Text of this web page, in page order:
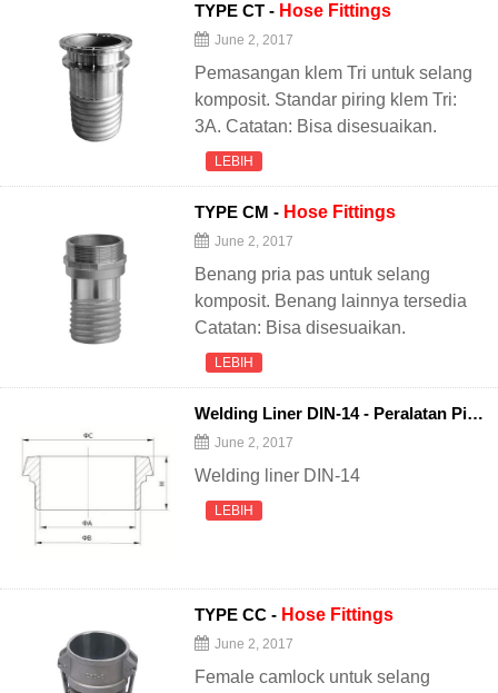
TYPE CT - Hose Fittings
June 2, 2017
Pemasangan klem Tri untuk selang
komposit. Standar piring klem Tri:
3A. Catatan: Bisa disesuaikan.
LEBIH
TYPE CM - Hose Fittings
June 2, 2017
Benang pria pas untuk selang
komposit. Benang lainnya tersedia
Catatan: Bisa disesuaikan.
LEBIH
Welding Liner DIN-14 - Peralatan Pipa Sanitasi
June 2, 2017
Welding liner DIN-14
LEBIH
TYPE CC - Hose Fittings
June 2, 2017
Female camlock untuk selang